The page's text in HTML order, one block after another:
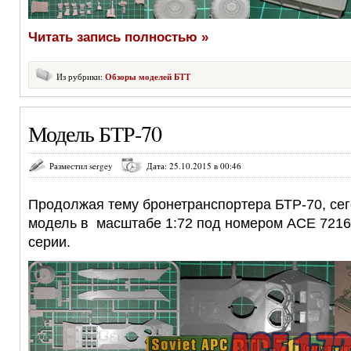
Читать запись полностью »
Из рубрики: Обзоры моделей БТТ
Модель БТР-70
Разместил sergey Дата: 25.10.2015 в 00:46
Продолжая тему бронетранспортера БТР-70,
модель в масштабе 1:72 под номером ACE
серии.